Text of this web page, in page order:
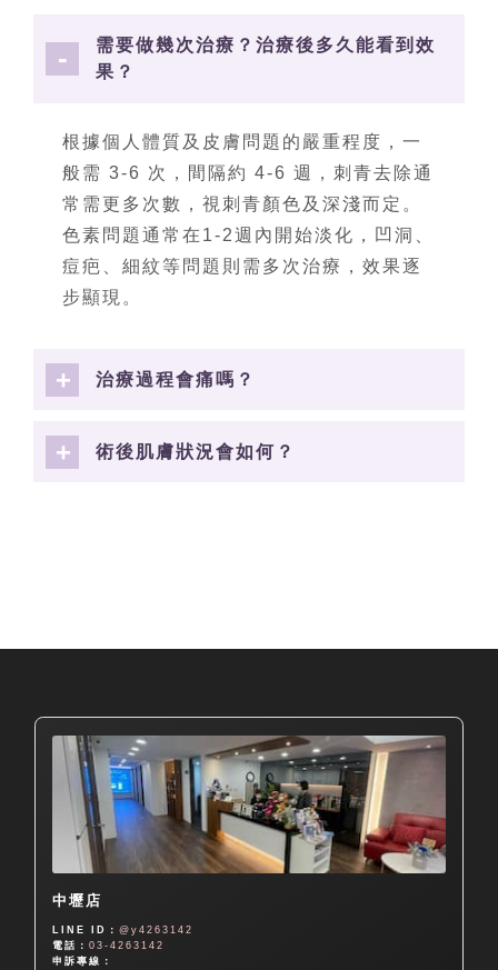
需要做幾次治療？治療後多久能看到效
果？
根據個人體質及皮膚問題的嚴重程度，一
般需 3-6 次，間隔約 4-6 週，刺青去除通
常需更多次數，視刺青顏色及深淺而定。
色素問題通常在1-2週內開始淡化，凹洞、
痘疤、細紋等問題則需多次治療，效果逐
步顯現。
治療過程會痛嗎？
術後肌膚狀況會如何？
中壢店
LINE ID：@y4263142
電話：03-4263142
申訴專線：